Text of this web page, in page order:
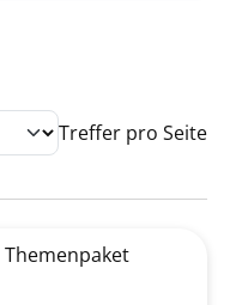
Treffer pro Seite
Themenpaket